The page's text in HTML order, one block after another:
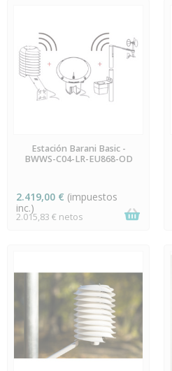
EN STOCK
Estación Barani Basic -
BWWS-C04-LR-EU868-OD
2.419,00 € (impuestos
inc.)
2.015,83 € netos